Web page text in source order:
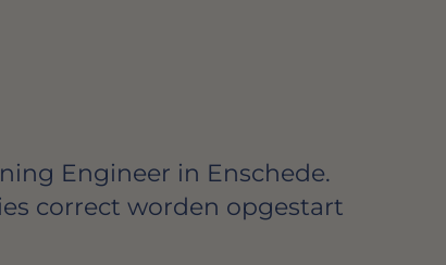
Engineer in Enschede.
correct worden opgestart